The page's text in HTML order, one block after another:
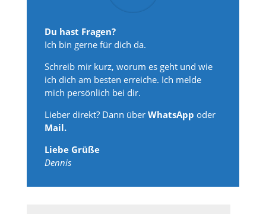
Du hast Fragen?
Ich bin gerne für dich da.
Schreib mir kurz, worum es geht und wie
ich dich am besten erreiche. Ich melde
mich persönlich bei dir.
Lieber direkt? Dann überWhatsApp oder
Mail.
Liebe Grüße
Dennis